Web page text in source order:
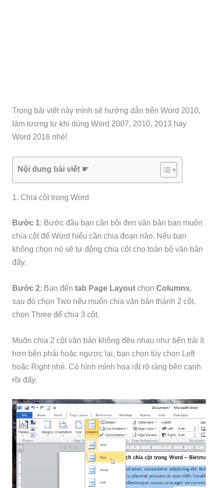
Trong bài viết này mình sẽ hướng dẫn trên Word 2010,
làm tương tự khi dùng Word 2007, 2010, 2013 hay
Word 2016 nhé!
Nội dung bài viết ☛
1. Chia cột trong Word
Bước 1: Bước đầu bạn cần bôi đen văn bản bạn muốn
chia cột để Word hiểu cần chia đoạn nào. Nếu bạn
không chọn nó sẽ tự động chia cột cho toàn bộ văn bản
đấy.
Bước 2: Bạn đếntab Page Layout chọnColumns,
sau đó chọn Two nếu muốn chia văn bản thành 2 cột,
chọn Three để chia 3 cột.
Muốn chia 2 cột văn bản không đều nhau như bên trái ít
hơn bên phải hoặc ngược lại, bạn chọn tùy chọn Left
hoặc Right nhé. Có hình mình họa rất rõ ràng bên cạnh
rồi đấy.